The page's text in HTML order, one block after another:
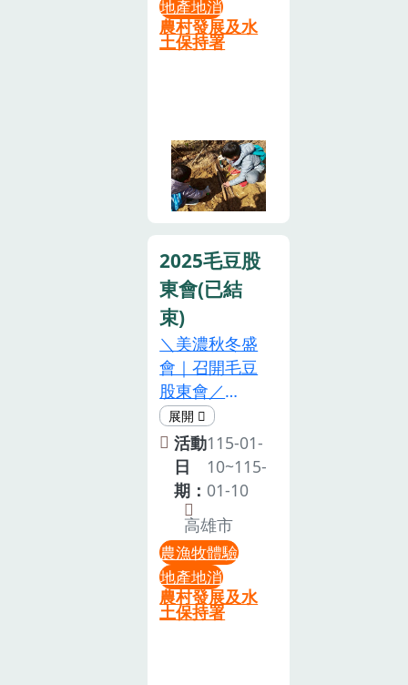
以腳踩壓芥
菜、逼出水分
的傳統製作方
祝福與心意一
同踩進菜甕
中，傳承客庄
可帶回一顆鹹
菜(約一
斤)11:00-
11:30「芥菜
桌遊真人版」
透過遊戲關
卡，從種植、
採收、醃漬到
餐桌，完整走
一趟芥菜的生
命旅程，在遊
戲中加深對食
農教育與客家
文化的理解，
讓學習變得輕
鬆有趣注意事
• 集合地點：
西湖鄉遊客服
務中心
14:00二、 報
名場次（熱烈
招募中）•
(週日) •
2026/01/24
(週六) •
2026/01/31
(週六) •
2026/02/07
(週六) •
2026/02/28
(週六)本活動
各場次名額有
限，一旦招募
滿額，系統將
自動關閉報名
表單。若您無
法點選，即表
示該場次已額
滿，敬請見
地產地消
農村發展及水
土保持署
2025毛豆股
東會(已結
束)
＼美濃秋冬盛
會｜召開毛豆
股東會／
「2025年終壓
軸體驗」親手
採毛豆，享受
田間樂趣還能
品嚐美味點
心！【活動費
用】800元 可
認購 1股每股
約可採收 20
台斤 的毛豆
活動
日
期：
115-01-
10~115-
01-10
高雄市
農漁牧體驗
地產地消
農村發展及水
土保持署